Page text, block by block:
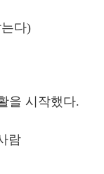
다)
을 시작했다.
람